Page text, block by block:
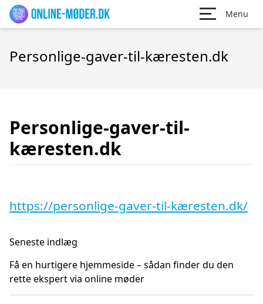
Menu
Personlige-gaver-til-kæresten.dk
Personlige-gaver-til-
kæresten.dk
https://personlige-gaver-til-kæresten.dk/
Seneste indlæg
Få en hurtigere hjemmeside – sådan finder du den
rette ekspert via online møder